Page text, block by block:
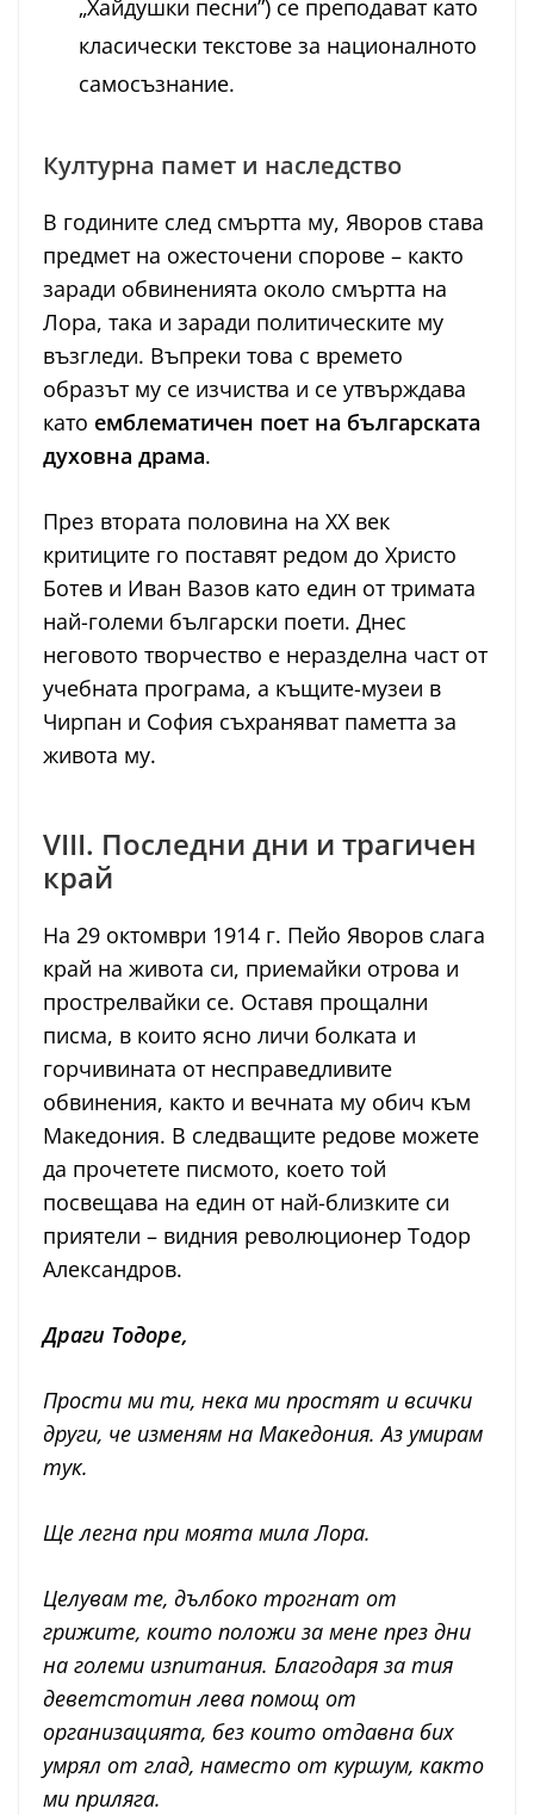
„Хайдушки песни”) се преподават като
класически текстове за националното
самосъзнание.
Културна памет и наследство
В годините след смъртта му, Яворов става
предмет на ожесточени спорове – както
заради обвиненията около смъртта на
Лора, така и заради политическите му
възгледи. Въпреки това с времето
образът му се изчиства и се утвърждава
като емблематичен поет на българската
духовна драма.
През втората половина на XX век
критиците го поставят редом до Христо
Ботев и Иван Вазов като един от тримата
най-големи български поети. Днес
неговото творчество е неразделна част от
учебната програма, а къщите-музеи в
Чирпан и София съхраняват паметта за
живота му.
VIII. Последни дни и трагичен
край
На 29 октомври 1914 г. Пейо Яворов слага
край на живота си, приемайки отрова и
прострелвайки се. Оставя прощални
писма, в които ясно личи болката и
горчивината от несправедливите
обвинения, както и вечната му обич към
Македония. В следващите редове можете
да прочетете писмото, което той
посвещава на един от най-близките си
приятели – видния революционер Тодор
Александров.
Драги Тодоре,
Прости ми ти, нека ми простят и всички
други, че изменям на Македония. Аз умирам
тук.
Ще легна при моята мила Лора.
Целувам те, дълбоко трогнат от
грижите, които положи за мене през дни
на големи изпитания. Благодаря за тия
деветстотин лева помощ от
организацията, без които отдавна бих
умрял от глад, наместо от куршум, както
ми приляга.